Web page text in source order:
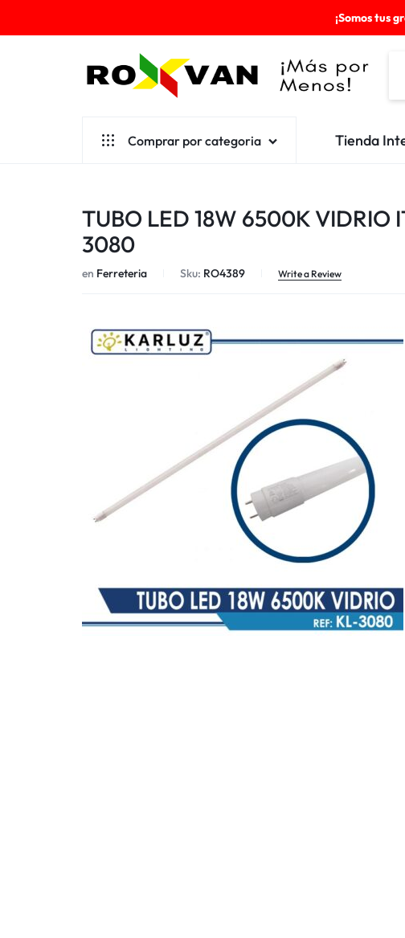
¡Somos tus
¡MÁS
MENOS!
Comprar por categoria
Cafetería
Escolares
Desechables
Herramientas
Tecnología
Tienda
TUBO LED 18W 6500K VIDRIO
3080
en Ferreteria Sku: RO4389 Write a Review